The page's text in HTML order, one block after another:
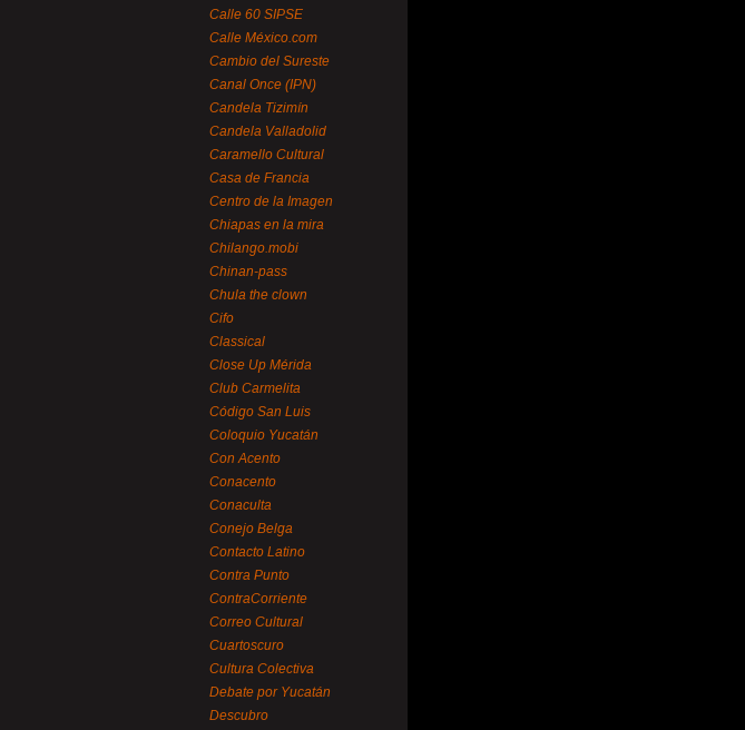
Calle 60 SIPSE
Calle México.com
Cambio del Sureste
Canal Once (IPN)
Candela Tizimín
Candela Valladolid
Caramello Cultural
Casa de Francia
Centro de la Imagen
Chiapas en la mira
Chilango.mobi
Chinan-pass
Chula the clown
Cifo
Classical
Close Up Mérida
Club Carmelita
Código San Luis
Coloquio Yucatán
Con Acento
Conacento
Conaculta
Conejo Belga
Contacto Latino
Contra Punto
ContraCorriente
Correo Cultural
Cuartoscuro
Cultura Colectiva
Debate por Yucatán
Descubro